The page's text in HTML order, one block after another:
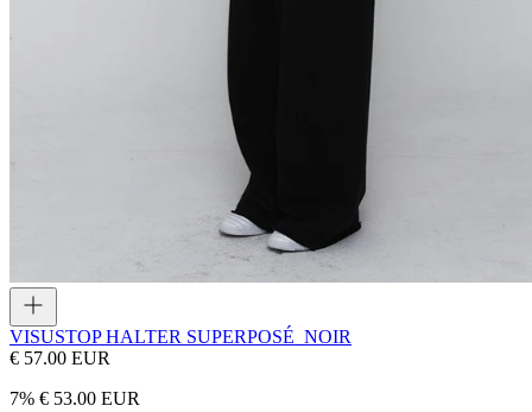
VISUSTOP HALTER SUPERPOSÉ_NOIR
€ 57.00 EUR
7% € 53.00 EUR